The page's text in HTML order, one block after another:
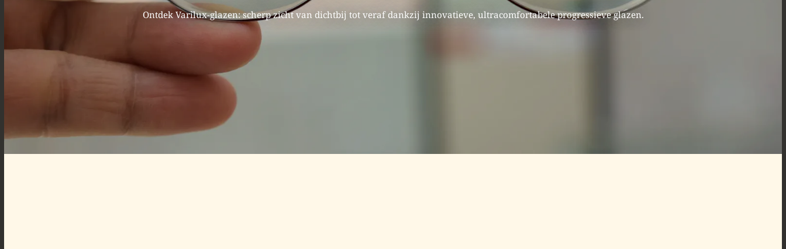
Ontdek Varilux-glazen: scherp zicht van dichtbij tot veraf dankzij innovatieve, ultracomfortabele progressieve glazen.